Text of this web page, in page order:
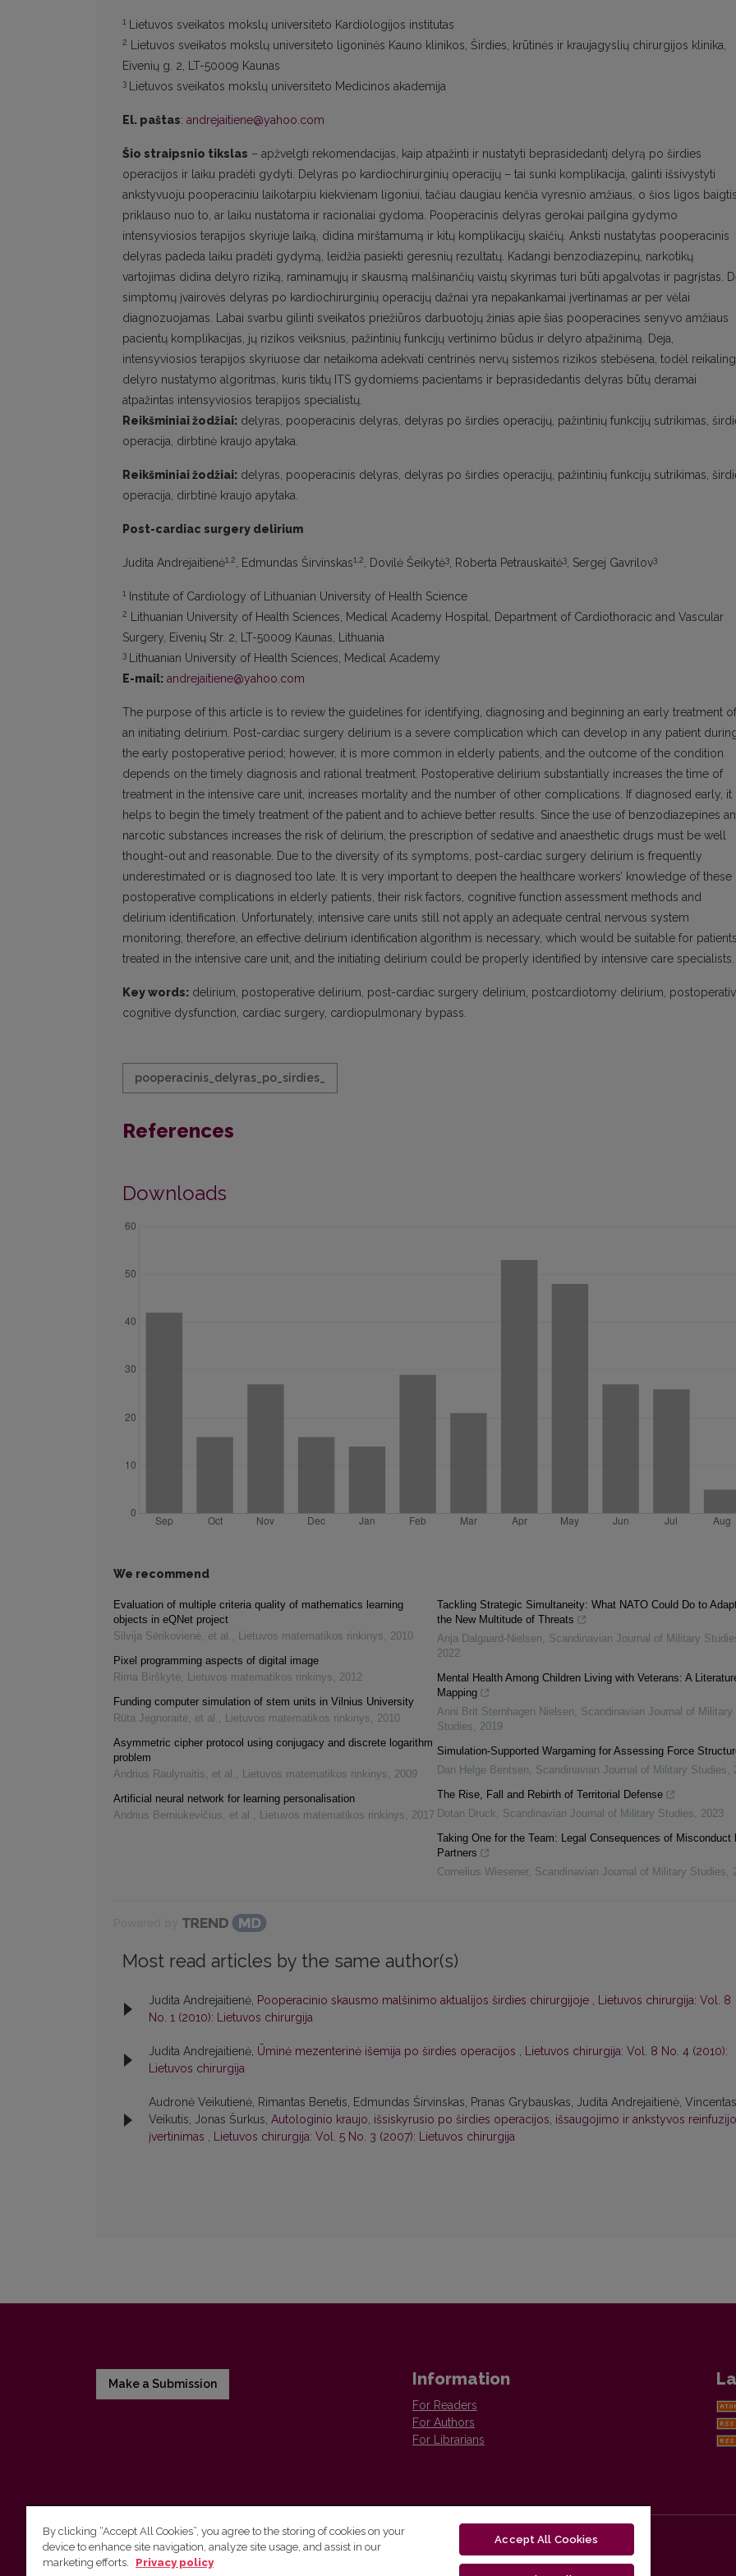
1 Lietuvos sveikatos mokslų universiteto Kardiologijos institutas
2 Lietuvos sveikatos mokslų universiteto ligoninės Kauno klinikos, Širdies, krūtinės ir kraujagyslių chirurgijos klinika,
Eivenių g. 2, LT-50009 Kaunas
3 Lietuvos sveikatos mokslų universiteto Medicinos akademija
El. paštas: andrejaitiene@yahoo.com
Šio straipsnio tikslas – apžvelgti rekomendacijas, kaip atpažinti ir nustatyti beprasidedantį delyrą po širdies
operacijos ir laiku pradėti gydyti. Delyras po kardiochirurginių operacijų – tai sunki komplikacija, galinti išsivystyti
ankstyvuoju pooperaciniu laikotarpiu kiekvienam ligoniui, tačiau daugiau kenčia vyresnio amžiaus, o šios ligos baigtis
priklauso nuo to, ar laiku nustatoma ir racionaliai gydoma. Pooperacinis delyras gerokai pailgina gydymo
intensyviosios terapijos skyriuje laiką, didina mirštamumą ir kitų komplikacijų skaičių. Anksti nustatytas pooperacinis
delyras padeda laiku pradėti gydymą, leidžia pasiekti geresnių rezultatų. Kadangi benzodiazepinų, narkotikų
vartojimas didina delyro riziką, raminamųjų ir skausmą malšinančių vaistų skyrimas turi būti apgalvotas ir pagrįstas.
simptomų įvairovės delyras po kardiochirurginių operacijų dažnai yra nepakankamai įvertinamas ar per vėlai
diagnozuojamas. Labai svarbu gilinti sveikatos priežiūros darbuotojų žinias apie šias pooperacines senyvo amžiaus
pacientų komplikacijas, jų rizikos veiksnius, pažintinių funkcijų vertinimo būdus ir delyro atpažinimą. Deja,
intensyviosios terapijos skyriuose dar netaikoma adekvati centrinės nervų sistemos rizikos stebėsena, todėl
delyro nustatymo algoritmas, kuris tiktų ITS gydomiems pacientams ir beprasidedantis delyras būtų deramai
atpažintas intensyviosios terapijos specialistų.
Reikšminiai žodžiai: delyras, pooperacinis delyras, delyras po širdies operacijų, pažintinių funkcijų sutrikimas,
operacija, dirbtinė kraujo apytaka.
Reikšminiai žodžiai: delyras, pooperacinis delyras, delyras po širdies operacijų, pažintinių funkcijų sutrikimas,
operacija, dirbtinė kraujo apytaka.
Post-cardiac surgery delirium
Judita Andrejaitienė1,2, Edmundas Širvinskas1,2, Dovilė Šeikytė3, Roberta Petrauskaitė3, Sergej Gavrilov3
1 Institute of Cardiology of Lithuanian University of Health Science
2 Lithuanian University of Health Sciences, Medical Academy Hospital, Department of Cardiothoracic and Vascular
Surgery, Eivenių Str. 2, LT-50009 Kaunas, Lithuania
3 Lithuanian University of Health Sciences, Medical Academy
E-mail: andrejaitiene@yahoo.com
The purpose of this article is to review the guidelines for identifying, diagnosing and beginning an early treatment of
an initiating delirium. Post-cardiac surgery delirium is a severe complication which can develop in any patient
the early postoperative period; however, it is more common in elderly patients, and the outcome of the condition
depends on the timely diagnosis and rational treatment. Postoperative delirium substantially increases the time of
treatment in the intensive care unit, increases mortality and the number of other complications. If diagnosed early, it
helps to begin the timely treatment of the patient and to achieve better results. Since the use of benzodiazepines
narcotic substances increases the risk of delirium, the prescription of sedative and anaesthetic drugs must be well
thought-out and reasonable. Due to the diversity of its symptoms, post-cardiac surgery delirium is frequently
underestimated or is diagnosed too late. It is very important to deepen the healthcare workers’ knowledge of these
postoperative complications in elderly patients, their risk factors, cognitive function assessment methods and
delirium identification. Unfortunately, intensive care units still not apply an adequate central nervous system
monitoring; therefore, an effective delirium identification algorithm is necessary, which would be suitable for patients
treated in the intensive care unit, and the initiating delirium could be properly identified by intensive care specialists.
Key words: delirium, postoperative delirium, post-cardiac surgery delirium, postcardiotomy delirium,
cognitive dysfunction, cardiac surgery, cardiopulmonary bypass.
pooperacinis_delyras_po_sirdies_
References
Downloads
We recommend
Evaluation of multiple criteria quality of mathematics learning
objects in eQNet project
Silvija Sėrikovienė, et al. , Lietuvos matematikos rinkinys, 2010
Pixel programming aspects of digital image
Rima Birškytė, Lietuvos matematikos rinkinys, 2012
Funding computer simulation of stem units in Vilnius University
Rūta Jegnoraitė, et al. , Lietuvos matematikos rinkinys, 2010
Asymmetric cipher protocol using conjugacy and discrete logarithm
problem
Andrius Raulynaitis, et al. , Lietuvos matematikos rinkinys, 2009
Artificial neural network for learning personalisation
Andrius Berniukevičius, et al. , Lietuvos matematikos rinkinys, 2017
Tackling Strategic Simultaneity: What NATO Could Do to
the New Multitude of Threats
Anja Dalgaard-Nielsen, Scandinavian Journal of Military
2022
Mental Health Among Children Living with Veterans: A
Mapping
Anni Brit Sternhagen Nielsen, Scandinavian Journal of Military
Studies, 2019
Simulation-Supported Wargaming for Assessing Force
Dan Helge Bentsen, Scandinavian Journal of Military Studies,
The Rise, Fall and Rebirth of Territorial Defense
Dotan Druck, Scandinavian Journal of Military Studies, 2023
Taking One for the Team: Legal Consequences of Misconduct
Partners
Cornelius Wiesener, Scandinavian Journal of Military Studies,
Most read articles by the same author(s)
Judita Andrejaitienė, Pooperacinio skausmo malšinimo aktualijos širdies chirurgijoje , Lietuvos chirurgija: Vol. 8
No. 1 (2010): Lietuvos chirurgija
Judita Andrejaitienė, Ūminė mezenterinė išemija po širdies operacijos , Lietuvos chirurgija: Vol. 8 No. 4 (2010):
Lietuvos chirurgija
Audronė Veikutienė, Rimantas Benetis, Edmundas Širvinskas, Pranas Grybauskas, Judita Andrejaitienė, Vincentas
Veikutis, Jonas Šurkus, Autologinio kraujo, išsiskyrusio po širdies operacijos, išsaugojimo ir ankstyvos
įvertinimas , Lietuvos chirurgija: Vol. 5 No. 3 (2007): Lietuvos chirurgija
Make a Submission Information
For Readers
For Authors
For Librarians
Vilnius University Press
By clicking “Accept All Cookies”, you agree to the storing of cookies on your
device to enhance site navigation, analyze site usage, and assist in our
marketing efforts.
Privacy policy
Accept All Cookies